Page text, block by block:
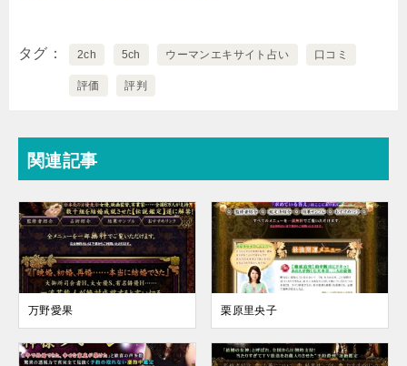
タグ 2ch 5ch ウーマンエキサイト占い 口コミ
評価 評判
関連記事
万野愛果 栗原里央子